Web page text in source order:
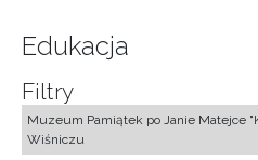
Edukacja
Filtry
Muzeum Pamiątek po Janie Matejce
Wiśniczu